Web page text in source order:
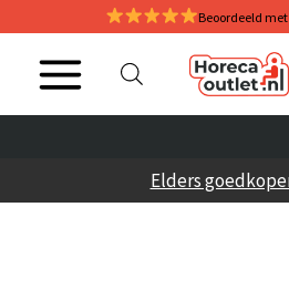
Beoordeeld met
Elders